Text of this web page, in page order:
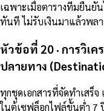
เฉพาะเมื่อตารางทีมยืน
ทันที ไม่รับเงินมาแล้วพล
หัวข้อที่ 20 · การวิเ
ปลายทาง
ทุกชุดเอกสารที่จัดทำเสร็
ในตู้เซฟล็อกไฟล์ขั้นต่ำ 7